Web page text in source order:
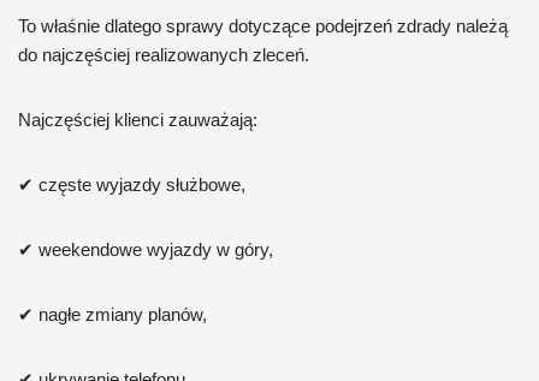
To właśnie dlatego sprawy dotyczące podejrzeń zdrady należą
do najczęściej realizowanych zleceń.
Najczęściej klienci zauważają:
✔ częste wyjazdy służbowe,
✔ weekendowe wyjazdy w góry,
✔ nagłe zmiany planów,